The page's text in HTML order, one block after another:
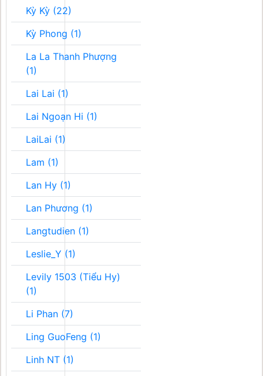
Kỳ Kỳ (22)
Kỳ Phong (1)
La La Thanh Phượng
(1)
Lai Lai (1)
Lai Ngoạn Hi (1)
LaiLai (1)
Lam (1)
Lan Hy (1)
Lan Phương (1)
Langtudien (1)
Leslie_Y (1)
Levily 1503 (Tiểu Hy)
(1)
Li Phan (7)
Ling GuoFeng (1)
Linh NT (1)